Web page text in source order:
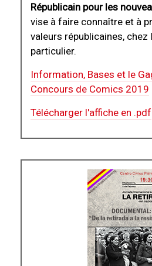
Républicain pour les
vise à faire connaître et à
valeurs républicaines, chez
particulier.
Information, Bases et le
Concours de Comics 2019
Télécharger l'affiche en .pdf